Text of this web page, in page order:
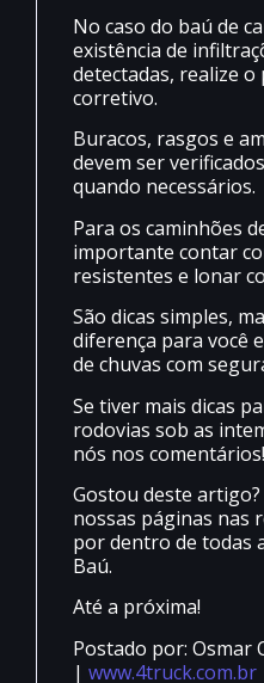
No caso do baú de
existência de
detectadas, realize
corretivo.
Buracos, rasgos e
devem ser
quando necessários.
Para os caminhões
importante contar
resistentes e lonar
São dicas simples,
diferença para você
de chuvas com
Se tiver mais dicas
rodovias sob as
nós nos comentários!
Gostou deste
nossas páginas nas
por dentro de todas
Baú.
Até a próxima!
Postado por: Osmar
| www.4truck.com.br